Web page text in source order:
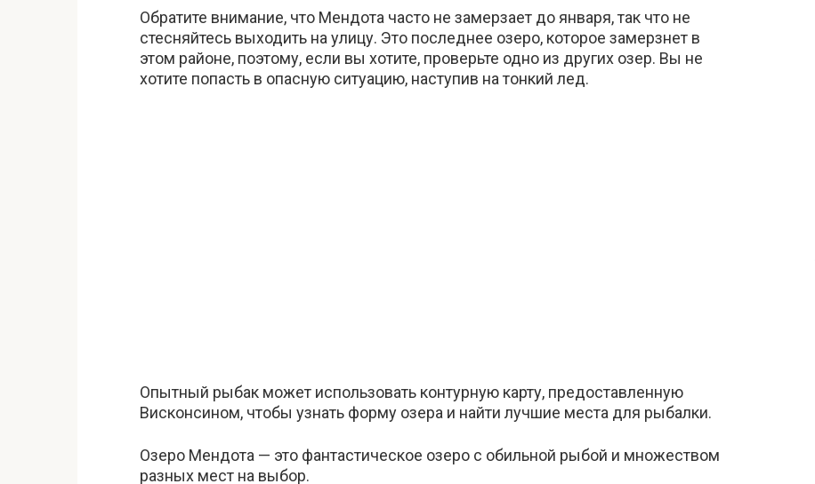
Обратите внимание, что Мендота часто не замерзает до января, так что не
стесняйтесь выходить на улицу. Это последнее озеро, которое замерзнет в
этом районе, поэтому, если вы хотите, проверьте одно из других озер. Вы не
хотите попасть в опасную ситуацию, наступив на тонкий лед.
Опытный рыбак может использовать контурную карту, предоставленную
Висконсином, чтобы узнать форму озера и найти лучшие места для рыбалки.
Озеро Мендота — это фантастическое озеро с обильной рыбой и множеством
разных мест на выбор.